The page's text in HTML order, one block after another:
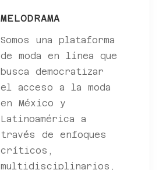
MELODRAMA
Somos una plataforma
de moda en línea que
busca democratizar
el acceso a la moda
en México y
Latinoamérica a
través de enfoques
críticos,
multidisciplinarios,